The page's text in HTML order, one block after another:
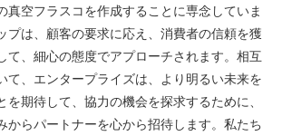
真空フラスコを作成することに専念していま
プは、顧客の要求に応え、消費者の信頼を獲
て、細心の態度でアプローチされます。相互
て、エンタープライズは、より明るい未来を
を期待して、協力の機会を探求するために、
からパートナーを心から招待します。私たち